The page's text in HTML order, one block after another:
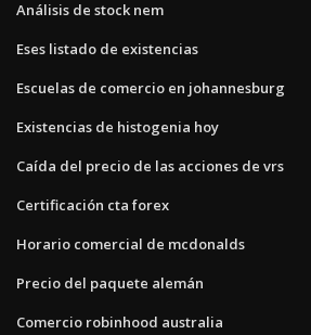
Análisis de stock nem
Eses listado de existencias
Escuelas de comercio en johannesburg
Existencias de histogenia hoy
Caída del precio de las acciones de vrs
Certificación cta forex
Horario comercial de mcdonalds
Precio del paquete alemán
Comercio robinhood australia